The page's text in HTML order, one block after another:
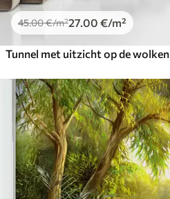
45.00€/m²27 .00 €/m²
Tunnel met uitzicht op de wolken